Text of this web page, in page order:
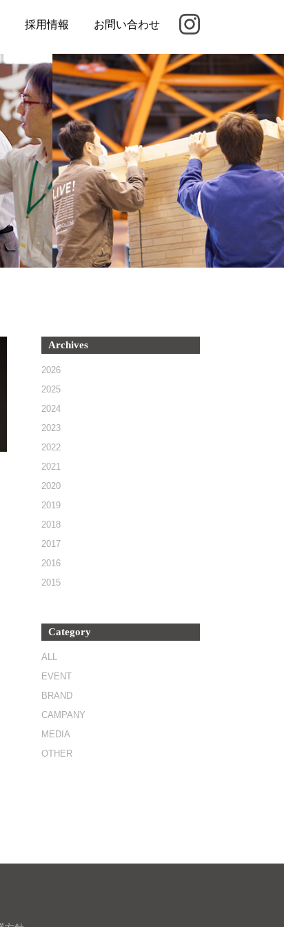
採用情報 お問い合わせ
Archives
2026
2025
2024
2023
2022
2021
2020
2019
2018
2017
2016
2015
Category
ALL
EVENT
BRAND
CAMPANY
MEDIA
OTHER